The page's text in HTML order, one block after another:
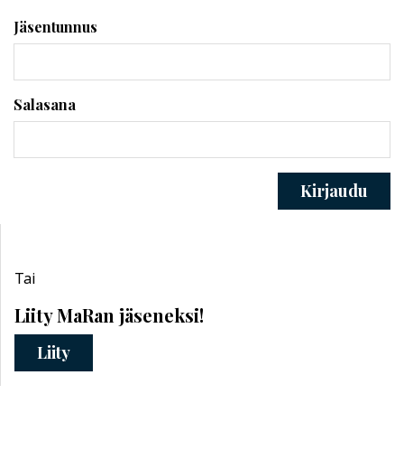
Jäsentunnus
Salasana
Kirjaudu
Tai
Liity MaRan jäseneksi!
Liity